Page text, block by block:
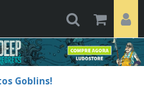
Goblins!